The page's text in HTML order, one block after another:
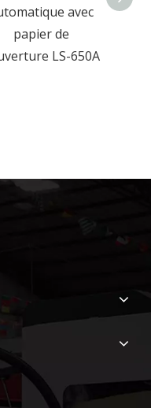
avec
papier de
LS-650A